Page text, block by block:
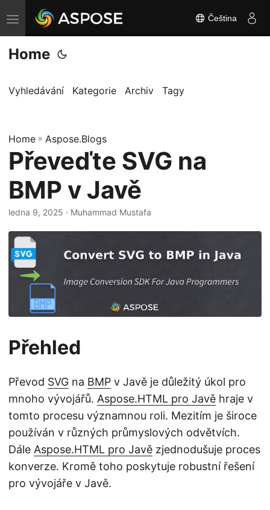
P
ř
e
n
t
n
a
v
a
c
Čeština
Home
Vyhledávání Kategorie Archiv Tagy
Home » Aspose.Blogs
Převeďte SVG na
BMP v Javě
ledna 9, 2025 · Muhammad Mustafa
Přehled
Převod SVG na BMP v Javě je důležitý úkol pro
mnoho vývojářů. Aspose.HTML pro Javě hraje v
tomto procesu významnou roli. Mezitím je široce
používán v různých průmyslových odvětvích.
Dále Aspose.HTML pro Javě zjednodušuje proces
konverze. Kromě toho poskytuje robustní řešení
pro vývojáře v Javě.